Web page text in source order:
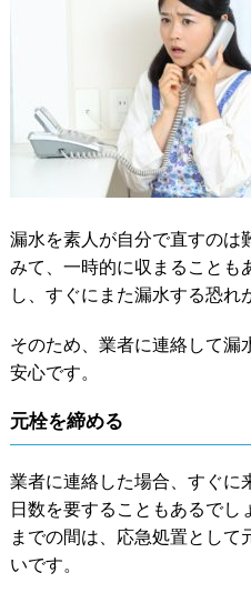
漏水を素人が自分で直すのは
みて、一時的に収まることも
し、すぐにまた漏水する恐れ
そのため、業者に連絡して漏
安心です。
元栓を締める
業者に連絡した場合、すぐに
日数を要することもあるでし
までの間は、応急処置として
いです。